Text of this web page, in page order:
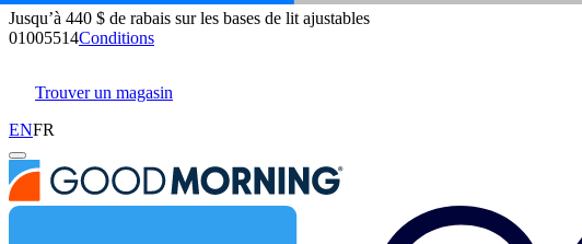
Matelas Douglas Sommet hybride
211 Avis
Grand/Queen
Ajouter Au Panier
Couches Et Matériaux Déballage
Jusqu’à 440 $ de rabais sur les bases de lit ajustables
01005513Conditions
Trouver un magasin
ENFR